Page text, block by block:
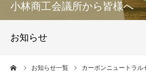
小林商工会議所から皆様へ
お知らせ
お知らせ一覧 カーボンニュートラル
0984-23-4121